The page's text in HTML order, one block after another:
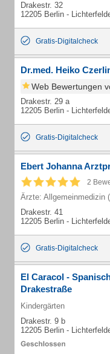
Drakestr. 32
12205 Berlin -
Gratis-Digitalcheck
Dr.med. Heiko
Web Bewertungen
Drakestr. 29 a
12205 Berlin -
Gratis-Digitalcheck
Ebert Johanna
2
Ärzte: Allgemeinmedizin
Drakestr. 41
12205 Berlin -
Gratis-Digitalcheck
El Caracol -
Drakestraße
Kindergärten
Drakestr. 9 b
12205 Berlin -